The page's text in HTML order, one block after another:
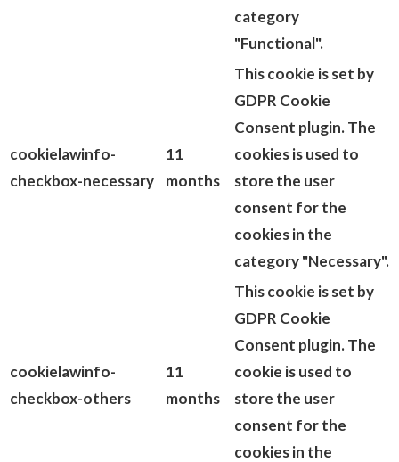
category
"Functional".
cookielawinfo-
checkbox-necessary
11
months
This cookie is set by
GDPR Cookie
Consent plugin. The
cookies is used to
store the user
consent for the
cookies in the
category "Necessary".
cookielawinfo-
checkbox-others
11
months
This cookie is set by
GDPR Cookie
Consent plugin. The
cookie is used to
store the user
consent for the
cookies in the